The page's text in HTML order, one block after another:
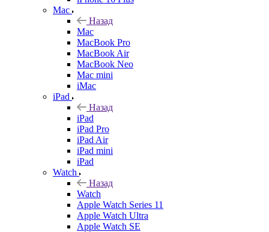
Mac
Назад
Mac
MacBook Pro
MacBook Air
MacBook Neo
Mac mini
iMac
iPad
Назад
iPad
iPad Pro
iPad Air
iPad mini
iPad
Watch
Назад
Watch
Apple Watch Series 11
Apple Watch Ultra
Apple Watch SE